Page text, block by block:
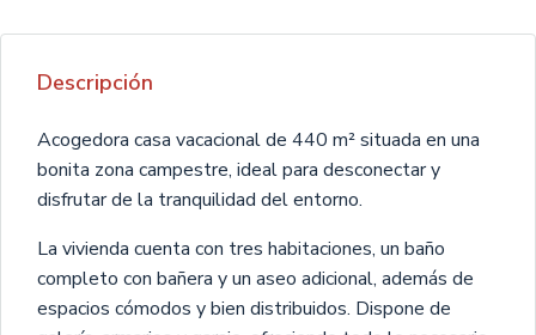
Descripción
Acogedora casa vacacional de 440 m² situada en una
bonita zona campestre, ideal para desconectar y
disfrutar de la tranquilidad del entorno.
La vivienda cuenta con tres habitaciones, un baño
completo con bañera y un aseo adicional, además de
espacios cómodos y bien distribuidos. Dispone de